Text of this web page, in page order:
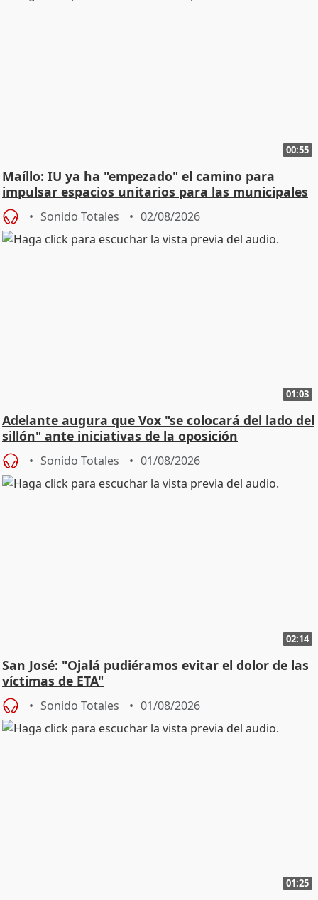
00:55
Maíllo: IU ya ha "empezado" el camino para
impulsar espacios unitarios para las municipales
Sonido Totales 02/08/2026
01:03
Adelante augura que Vox "se colocará del lado del
sillón" ante iniciativas de la oposición
Sonido Totales 01/08/2026
02:14
San José: "Ojalá pudiéramos evitar el dolor de las
víctimas de ETA"
Sonido Totales 01/08/2026
01:25